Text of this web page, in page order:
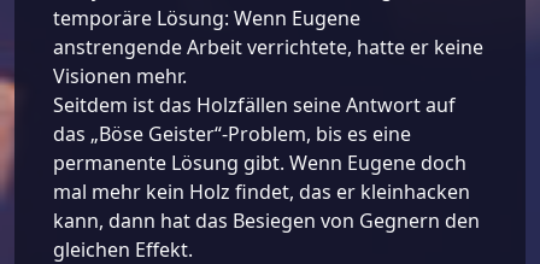
temporäre Lösung: Wenn Eugene
anstrengende Arbeit verrichtete, hatte er keine
Visionen mehr.
Seitdem ist das Holzfällen seine Antwort auf
das „Böse Geister“-Problem, bis es eine
permanente Lösung gibt. Wenn Eugene doch
mal mehr kein Holz findet, das er kleinhacken
kann, dann hat das Besiegen von Gegnern den
gleichen Effekt.